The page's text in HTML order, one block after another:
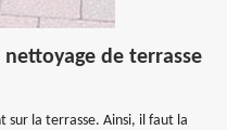
de terrasse
sur la terrasse. Ainsi, il faut la